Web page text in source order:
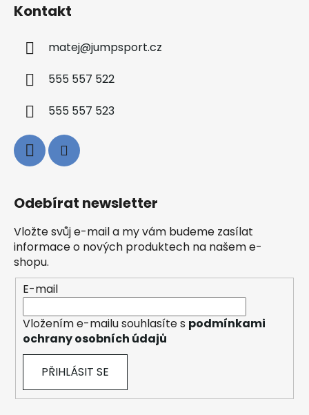
Kontakt
matej@jumpsport.cz
555 557 522
555 557 523
Odebírat newsletter
Vložte svůj e-mail a my vám budeme zasílat
informace o nových produktech na našem e-
shopu.
E-mail
Vložením e-mailu souhlasíte s podmínkami
ochrany osobních údajů
PŘIHLÁSIT SE